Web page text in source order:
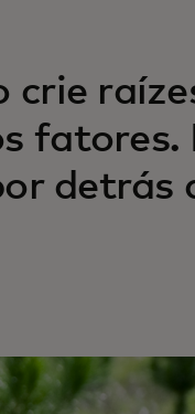
crie
fatores.
detrás